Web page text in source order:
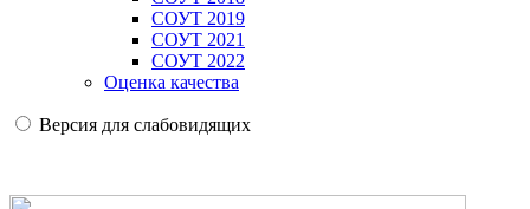
СОУТ 2019
СОУТ 2021
СОУТ 2022
Оценка качества
Версия для слабовидящих